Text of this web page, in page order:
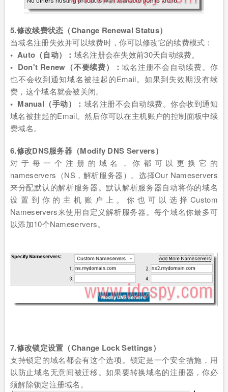
5.修改续费状态（Change Renewal Status）
当域名注册失效并可以续费时，你可以修改它的续费模式：
• Auto（自动）： 域名注册会在失效前30天自动续费。
• Don't Renew（不要续费）：域名注册不会自动续费。你
也不会收到通知域名被挂起的Email。如果到失效期没有续
费，这个域名就会被关闭。
• Manual（手动）： 域名注册不会自动续费。你会收到通知
域名被挂起的Email。然后你可以在主机账户的控制面板中续
费域名。
6.修改DNS服务器（Modify DNS Servers）
对于每一个注册的域名，你都可以更换它的
nameservers（NS，解析服务器）。选择Our Nameservers
来分配默认的解析服务器。默认解析服务器自动将你的域名
设置到你的主机账户上。你也可以选择Custom
Nameservers来使用自定义解析服务器。每个域名你最多可
以添加10个Nameservers。
7.修改锁定设置（Change Lock Settings）
支持锁定的域名都会有这个选项。锁定是一个安全措施，用
以防止域名无意间被迁移。如果要转换域名的注册器，你必
须解除锁定注册域名。